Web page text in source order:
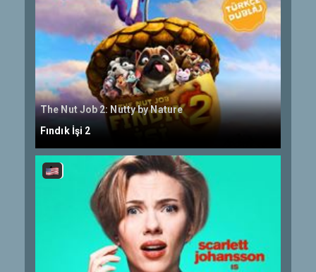
The Nut Job 2: Nutty by Nature
Fındık İşi 2